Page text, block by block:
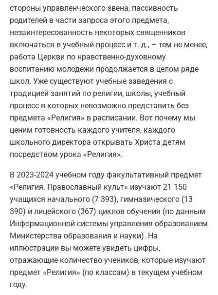
стороны управленческого звена, пассивность
родителей в части запроса этого предмета,
незаинтересованность некоторых священников
включаться в учебный процесс и т. д., – тем не менее,
работа Церкви по нравственно-духовному
воспитанию молодежи продолжается в целом ряде
школ. Уже существуют учебные заведения с
традицией занятий по религии, школы, учебный
процесс в которых невозможно представить без
предмета «Религия» в расписании. Вот почему мы
ценим готовность каждого учителя, каждого
школьного директора открывать Христа детям
посредством урока «Религия».
В 2023-2024 учебном году факультативный предмет
«Религия. Православный культ» изучают 21 150
учащихся начального (7 393), гимназического (13
390) и лицейского (367) циклов обучения (по данным
Информационной системы управления образованием
Министерства образования и науки). На
иллюстрации вы можете увидеть цифры,
отражающие количество учеников, которые изучают
предмет «Религия» (по классам) в текущем учебном
году.